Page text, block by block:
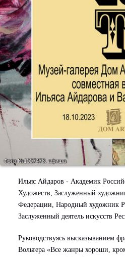
Фото №1007478. афиша
Ильяс Айдаров - Академик
Художеств, Заслуженный
Федерации, Народный художник
Заслуженный деятель искусств
Руководствуясь высказыванием
Вольтера «Все жанры хороши,